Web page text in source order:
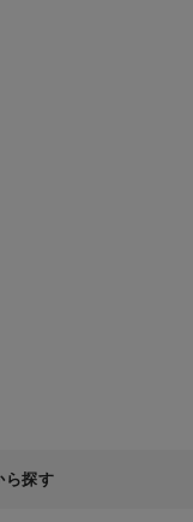
ら探す